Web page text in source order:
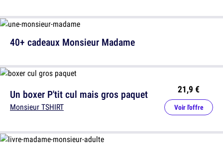
40+ cadeaux Monsieur Madame
Un boxer P'tit cul mais gros paquet
Monsieur TSHIRT
21,9 €
Voir l'offre